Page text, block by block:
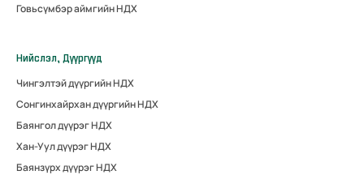
Говьсүмбэр аймгийн НДХ
Нийслэл, Дүүргүүд
Чингэлтэй дүүргийн НДХ
Сонгинхайрхан дүүргийн НДХ
Баянгол дүүрэг НДХ
Хан-Уул дүүрэг НДХ
Баянзүрх дүүрэг НДХ